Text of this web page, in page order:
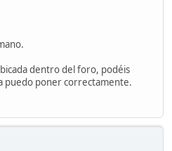
dentro del foro, podéis
puedo poner correctamente.